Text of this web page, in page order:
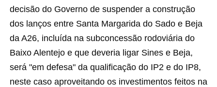
decisão do Governo de suspender a construção
dos lanços entre Santa Margarida do Sado e Beja
da A26, incluída na subconcessão rodoviária do
Baixo Alentejo e que deveria ligar Sines e Beja,
será "em defesa" da qualificação do IP2 e do IP8,
neste caso aproveitando os investimentos feitos na